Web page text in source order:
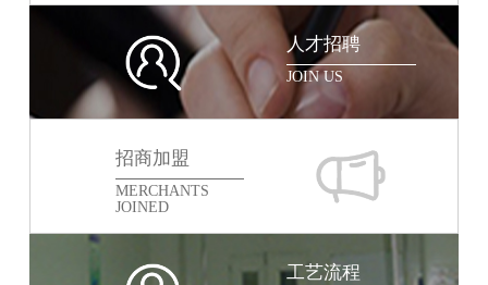
人才招聘
JOIN US
招商加盟
MERCHANTS
JOINED
工艺流程